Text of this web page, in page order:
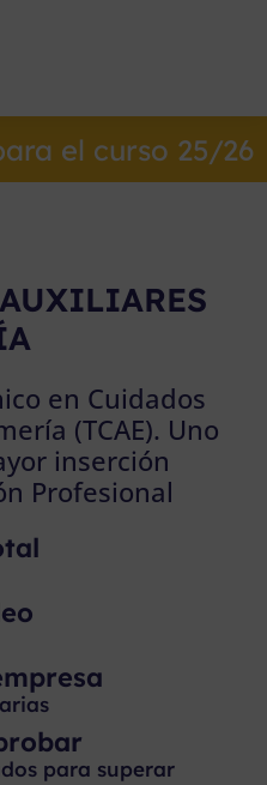
el curso 25/26
en Cuidados
(TCAE). Uno
inserción
Profesional
para superar